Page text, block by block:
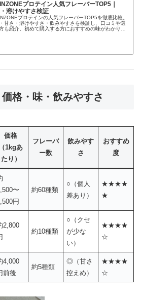
プロテイン人気フレーバーTOP5｜
溶けやすさ検証
プロテインの人気フレーバーTOP5を徹底比較。
甘さ・溶けやすさ・飲みやすさを検証し、口コミや選
も紹介。初めて購入する方におすすめの味がわかりま
格・味・飲みやすさ
価格
（1kgあ
たり）
フレーバ
ー数
飲みやす
さ
おすすめ
度
〜
円
約60種類
○（個人
差あり）
★★★★
★
2,800
約10種類
○（クセ
が少な
い）
★★★★
☆
4,000
前後
約5種類
◎（甘さ
控えめ）
★★★★
☆